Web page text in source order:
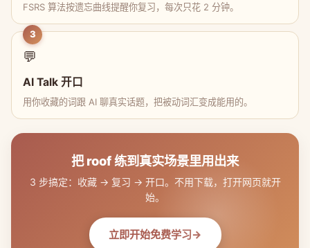
FSRS 算法按遗忘曲线提醒你复习，每次只花 2 分钟。
3
💬
AI Talk 开口
用你收藏的词跟 AI 聊真实话题，把被动词汇变成能用的。
把 roof 练到真实场景里用出来
3 步搞定：收藏 → 复习 → 开口。不用下载，打开网页就开
始。
立即开始免费学习